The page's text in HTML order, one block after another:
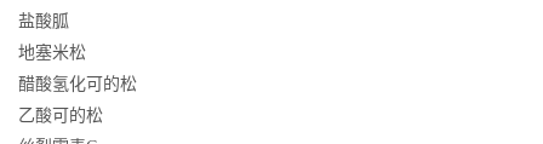
盐酸胍
地塞米松
醋酸氢化可的松
乙酸可的松